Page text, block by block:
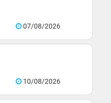
07/08/2026
10/08/2026